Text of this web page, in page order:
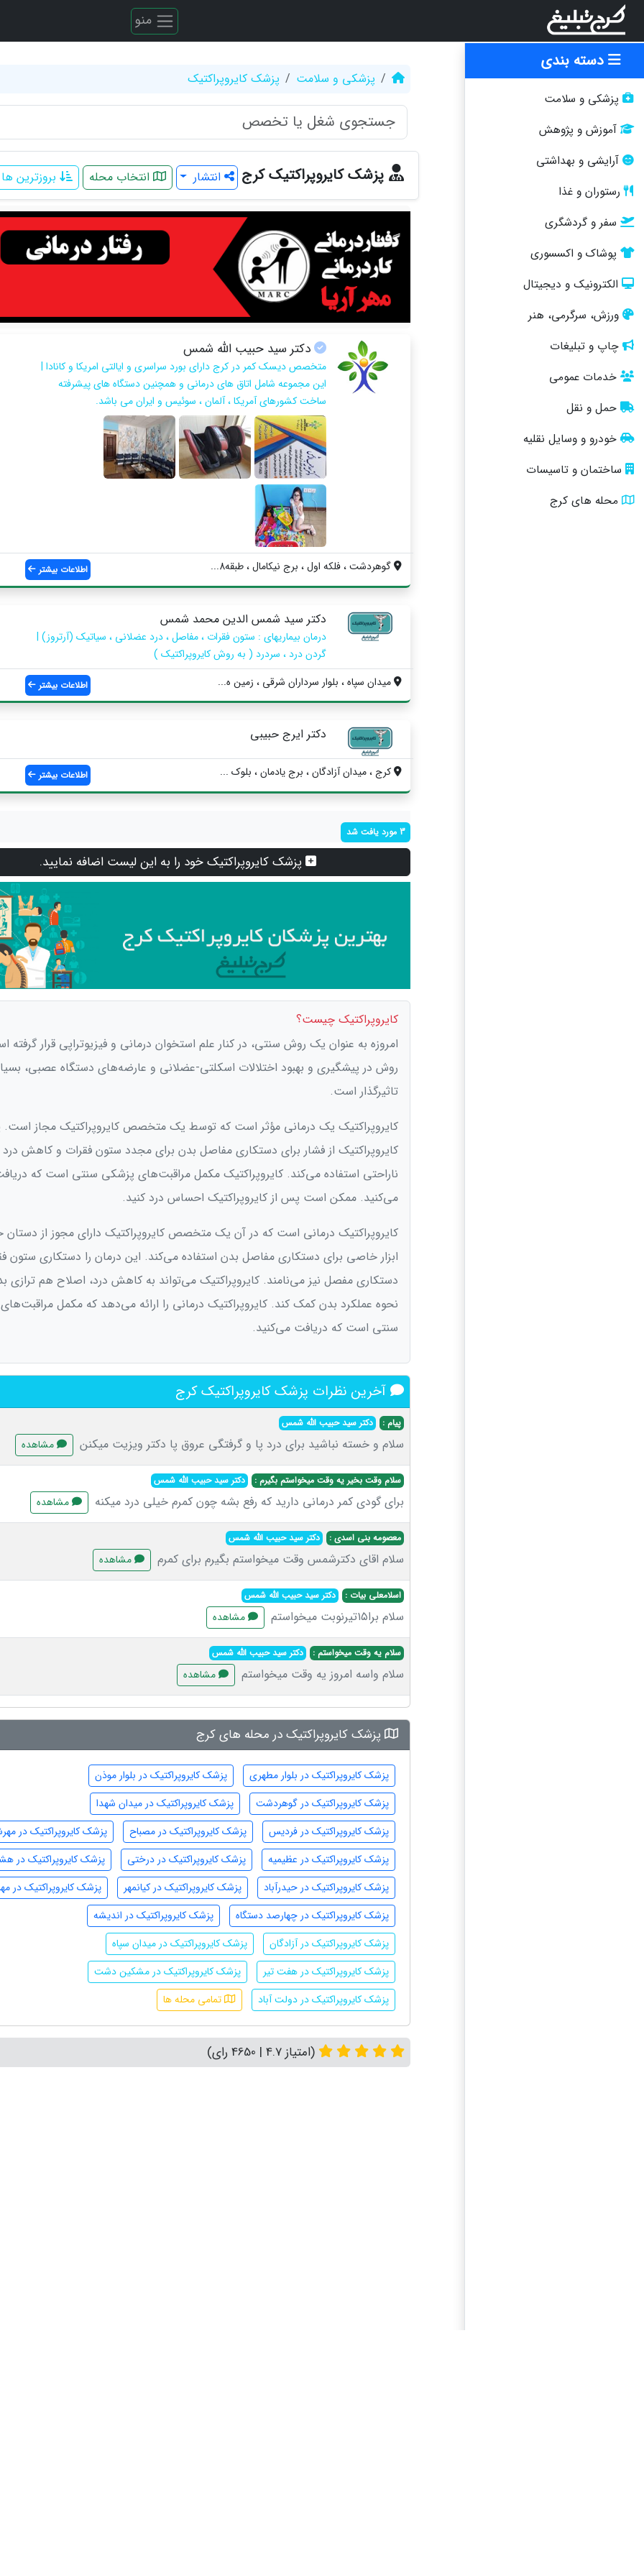
منو
دسته بندی
پزشکی و سلامت
آموزش و پژوهش
آرایشی و بهداشتی
رستوران و غذا
سفر و گردشگری
پوشاک و اکسسوری
الکترونیک و دیجیتال
ورزش، سرگرمی، هنر
چاپ و تبلیغات
خدمات عمومی
حمل و نقل
خودرو و وسایل نقلیه
ساختمان و تاسیسات
محله های کرج
پزشکی و سلامت پزشک کایروپراکتیک
پزشک کایروپراکتیک کرج انتشار انتخاب محله بروزترین ها
دکتر سید حبیب الله شمس
متخصص دیسک کمر در کرج دارای بورد سراسری و ایالتی امریکا و کانادا |
این مجموعه شامل اتاق های درمانی و همچنین دستگاه های پیشرفته
ساخت کشورهای آمریکا ، آلمان ، سوئیس و ایران می باشد.
گوهردشت ، فلکه اول ، برج نیکامال ، طبقه8... اطلاعات بیشتر
دکتر سید شمس الدین محمد شمس
درمان بیماریهای : ستون فقرات ، مفاصل ، درد عضلانی ، سیاتیک (آرتروز) |
گردن درد ، سردرد ( به روش کایروپراکتیک )
میدان سپاه ، بلوار سرداران شرقی ، زمین ه...
اطلاعات بیشتر
دکتر ایرج حبیبی
کرج ، میدان آزادگان ، برج یادمان ، بلوک ... اطلاعات بیشتر
3 مورد یافت شد
پزشک کایروپراکتیک خود را به این لیست اضافه نمایید.
کایروپراکتیک چیست؟
امروزه به عنوان یک روش سنتی، در کنار علم استخوان درمانی و فیزیوتراپی قرار گرفته
روش در پیشگیری و بهبود اختلالات اسکلتی-عضلانی و عارضه‌های دستگاه عصبی،
تاثیرگذار است.
کایروپراکتیک یک درمانی مؤثر است که توسط یک متخصص کایروپراکتیک مجاز
کایروپراکتیک از فشار برای دستکاری مفاصل بدن برای مجدد ستون فقرات و کاهش
ناراحتی استفاده می‌کند. کایروپراکتیک مکمل مراقبت‌های پزشکی سنتی است که
می‌کنید. ممکن است پس از کایروپراکتیک احساس درد کنید.
کایروپراکتیک درمانی است که در آن یک متخصص کایروپراکتیک دارای مجوز از دستان
ابزار خاصی برای دستکاری مفاصل بدن استفاده می‌کند. این درمان را دستکاری ستون
دستکاری مفصل نیز می‌نامند. کایروپراکتیک می‌تواند به کاهش درد، اصلاح هم ترازی
نحوه عملکرد بدن کمک کند. کایروپراکتیک درمانی را ارائه می‌دهد که مکمل
سنتی است که دریافت می‌کنید.
آخرین نظرات پزشک کایروپراکتیک کرج
پیام : دکتر سید حبیب الله شمس
سلام و خسته نباشید برای درد پا و گرفتگی عروق پا دکتر ویزیت میکنن مشاهده
سلام وقت بخیر یه وقت میخواستم بگیرم : دکتر سید حبیب الله شمس
برای گودی کمر درمانی دارید که رفع بشه چون کمرم خیلی درد میکنه مشاهده
معصومه بنی اسدی : دکتر سید حبیب الله شمس
سلام اقای دکترشمس وقت میخواستم بگیرم برای کمرم مشاهده
اسلامعلی بیات : دکتر سید حبیب الله شمس
سلام برا۱۵تیرنوبت میخواستم مشاهده
سلام یه وقت میخواستم : دکتر سید حبیب الله شمس
سلام واسه امروز یه وقت میخواستم مشاهده
پزشک کایروپراکتیک در محله های کرج
پزشک کایروپراکتیک در بلوار مطهری
پزشک کایروپراکتیک در بلوار موذن
پزشک کایروپراکتیک در گوهردشت
پزشک کایروپراکتیک در میدان شهدا
پزشک کایروپراکتیک در فردیس
پزشک کایروپراکتیک در مصباح
پزشک کایروپراکتیک در
پزشک کایروپراکتیک در عظیمیه
پزشک کایروپراکتیک در درختی
پزشک کایروپراکتیک در
پزشک کایروپراکتیک در حیدرآباد
پزشک کایروپراکتیک در کیانمهر
پزشک کایروپراکتیک در
پزشک کایروپراکتیک در چهارصد دستگاه
پزشک کایروپراکتیک در اندیشه
پزشک کایروپراکتیک در آزادگان
پزشک کایروپراکتیک در میدان سپاه
پزشک کایروپراکتیک در هفت تیر
پزشک کایروپراکتیک در مشکین دشت
پزشک کایروپراکتیک در دولت آباد
تمامی محله ها
(امتیاز 4.7 | 4650 رای)